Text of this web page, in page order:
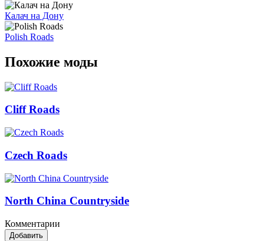
Калач на Дону
Polish Roads
Похожие моды
Cliff Roads
Czech Roads
North China Countryside
Комментарии
Добавить